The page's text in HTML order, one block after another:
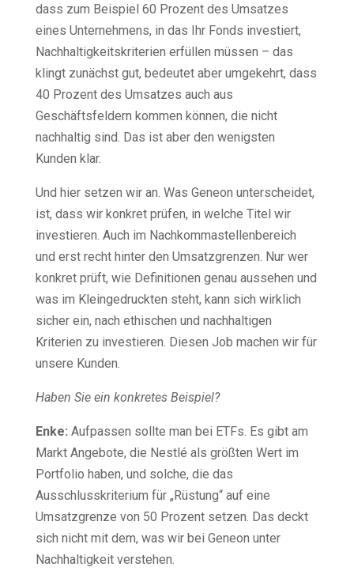
dass zum Beispiel 60 Prozent des Umsatzes
eines Unternehmens, in das Ihr Fonds investiert,
Nachhaltigkeitskriterien erfüllen müssen – das
klingt zunächst gut, bedeutet aber umgekehrt, dass
40 Prozent des Umsatzes auch aus
Geschäftsfeldern kommen können, die nicht
nachhaltig sind. Das ist aber den wenigsten
Kunden klar.
Und hier setzen wir an. Was Geneon unterscheidet,
ist, dass wir konkret prüfen, in welche Titel wir
investieren. Auch im Nachkommastellenbereich
und erst recht hinter den Umsatzgrenzen. Nur wer
konkret prüft, wie Definitionen genau aussehen und
was im Kleingedruckten steht, kann sich wirklich
sicher ein, nach ethischen und nachhaltigen
Kriterien zu investieren. Diesen Job machen wir für
unsere Kunden.
Haben Sie ein konkretes Beispiel?
Enke: Aufpassen sollte man bei ETFs. Es gibt am
Markt Angebote, die Nestlé als größten Wert im
Portfolio haben, und solche, die das
Ausschlusskriterium für „Rüstung“ auf eine
Umsatzgrenze von 50 Prozent setzen. Das deckt
sich nicht mit dem, was wir bei Geneon unter
Nachhaltigkeit verstehen.